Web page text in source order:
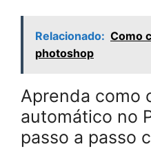
Relacionado: Como
photoshop
Aprenda como
automático no
passo a passo